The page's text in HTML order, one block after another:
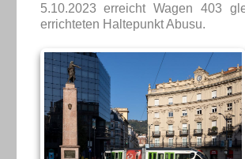
5.10.2023 erreicht Wagen 403
errichteten Haltepunkt Abusu.